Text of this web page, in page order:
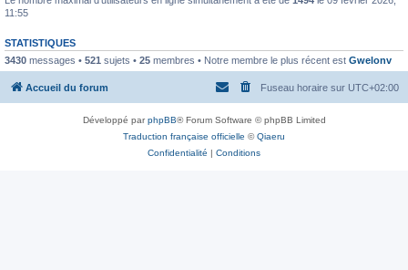
11:55
STATISTIQUES
3430 messages • 521 sujets • 25 membres • Notre membre le plus récent est Gwelonv
Accueil du forum Fuseau horaire sur UTC+02:00
Développé parphpBB® Forum Software © phpBB Limited
Traduction française officielle ©Qiaeru
Confidentialité | Conditions